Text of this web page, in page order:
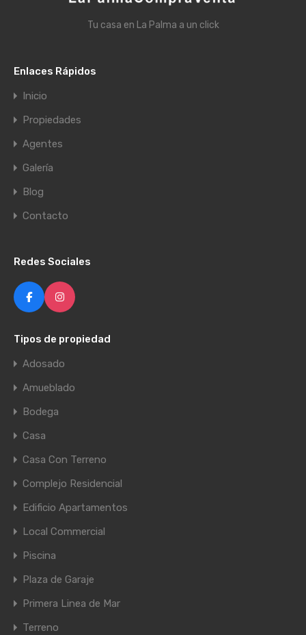
Tu casa en La Palma a un click
Enlaces Rápidos
Inicio
Propiedades
Agentes
Galería
Blog
Contacto
Redes Sociales
Tipos de propiedad
Adosado
Amueblado
Bodega
Casa
Casa Con Terreno
Complejo Residencial
Edificio Apartamentos
Local Commercial
Piscina
Plaza de Garaje
Primera Linea de Mar
Terreno